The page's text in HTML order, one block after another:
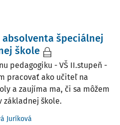
špeciálnej
škole
pedagogiku - VŠ II.stupeň -
pracovať ako učiteľ na
a zaujíma ma, či sa môžem
základnej škole.
Juríková